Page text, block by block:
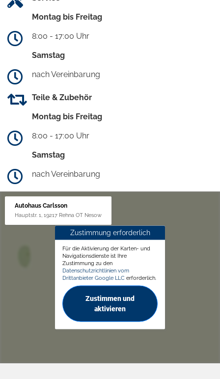
Montag bis Freitag
8:00 - 17:00 Uhr
Samstag
nach Vereinbarung
Teile & Zubehör
Montag bis Freitag
8:00 - 17:00 Uhr
Samstag
nach Vereinbarung
Autohaus Carlsson
Hauptstr. 1, 19217 Rehna OT Nesow
Zustimmung erforderlich
Für die Aktivierung der Karten- und
Navigationsdienste ist Ihre
Zustimmung zu den
Datenschutzrichtlinien vom
Drittanbieter Google LLC erforderlich.
Zustimmen und
aktivieren